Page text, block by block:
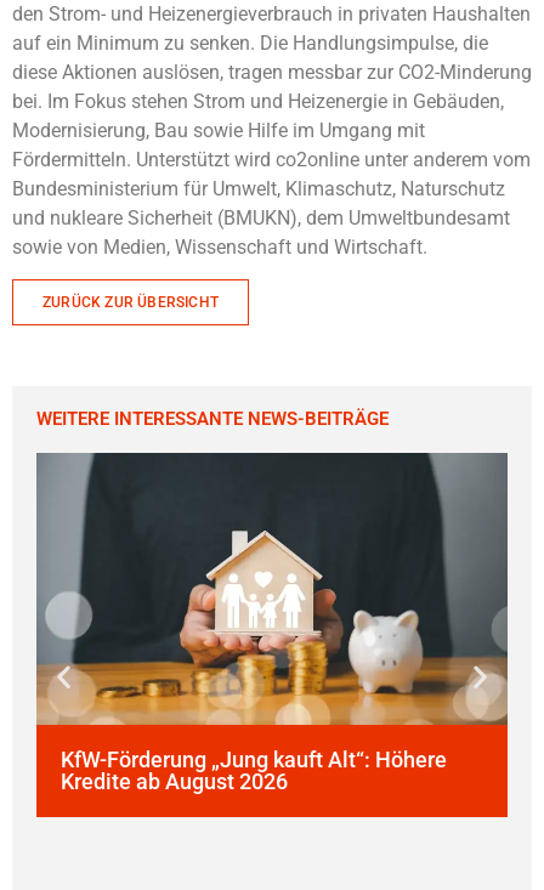
den Strom- und Heizenergieverbrauch in privaten Haushalten
auf ein Minimum zu senken. Die Handlungsimpulse, die
diese Aktionen auslösen, tragen messbar zur CO2-Minderung
bei. Im Fokus stehen Strom und Heizenergie in Gebäuden,
Modernisierung, Bau sowie Hilfe im Umgang mit
Fördermitteln. Unterstützt wird co2online unter anderem vom
Bundesministerium für Umwelt, Klimaschutz, Naturschutz
und nukleare Sicherheit (BMUKN), dem Umweltbundesamt
sowie von Medien, Wissenschaft und Wirtschaft.
ZURÜCK ZUR ÜBERSICHT
WEITERE INTERESSANTE NEWS-BEITRÄGE
KfW-Förderung „Jung kauft Alt“: Höhere
Kredite ab August 2026